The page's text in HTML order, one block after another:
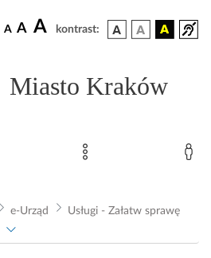
A A A kontrast:
Miasto Kraków
e-Urząd
Usługi - Załatw sprawę